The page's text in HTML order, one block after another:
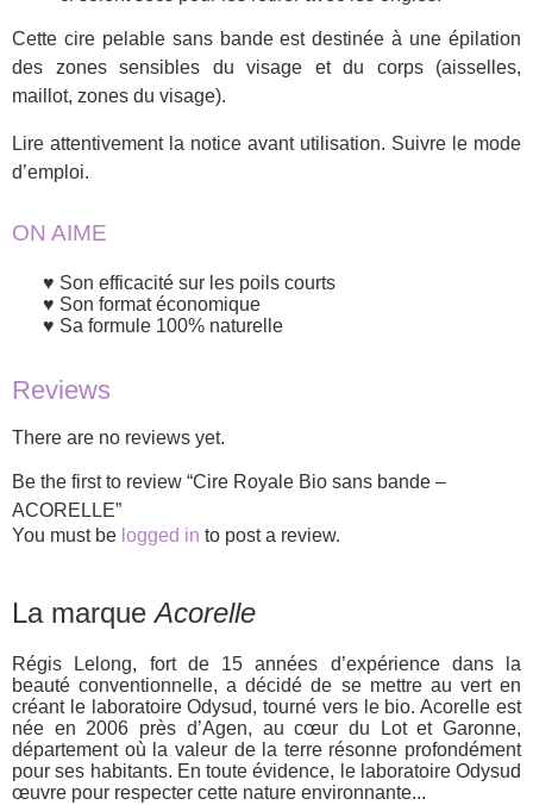
Cette cire pelable sans bande est destinée à une épilation
des zones sensibles du visage et du corps (aisselles,
maillot, zones du visage).
Lire attentivement la notice avant utilisation. Suivre le mode
d’emploi.
ON AIME
Son efficacité sur les poils courts
Son format économique
Sa formule 100% naturelle
Reviews
There are no reviews yet.
Be the first to review “Cire Royale Bio sans bande –
ACORELLE”
You must be logged in to post a review.
La marqueAcorelle
Régis Lelong, fort de 15 années d’expérience dans la
beauté conventionnelle, a décidé de se mettre au vert en
créant le laboratoire Odysud, tourné vers le bio. Acorelle est
née en 2006 près d’Agen, au cœur du Lot et Garonne,
département où la valeur de la terre résonne profondément
pour ses habitants. En toute évidence, le laboratoire Odysud
œuvre pour respecter cette nature environnante...